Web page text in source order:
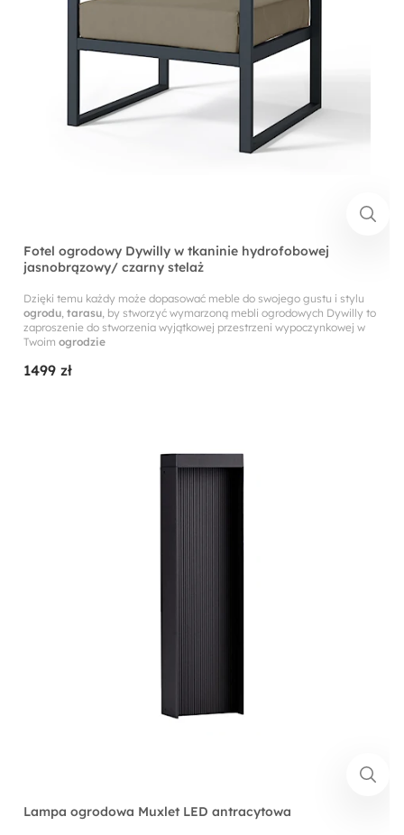
Fotel ogrodowy Dywilly w tkaninie hydrofobowej
jasnobrązowy/ czarny stelaż
Dzięki temu każdy może dopasować meble do swojego gustu i stylu
ogrodu, tarasu, by stworzyć wymarzoną mebli ogrodowych Dywilly to
zaproszenie do stworzenia wyjątkowej przestrzeni wypoczynkowej w
Twoim ogrodzie
1499 zł
Lampa ogrodowa Muxlet LED antracytowa